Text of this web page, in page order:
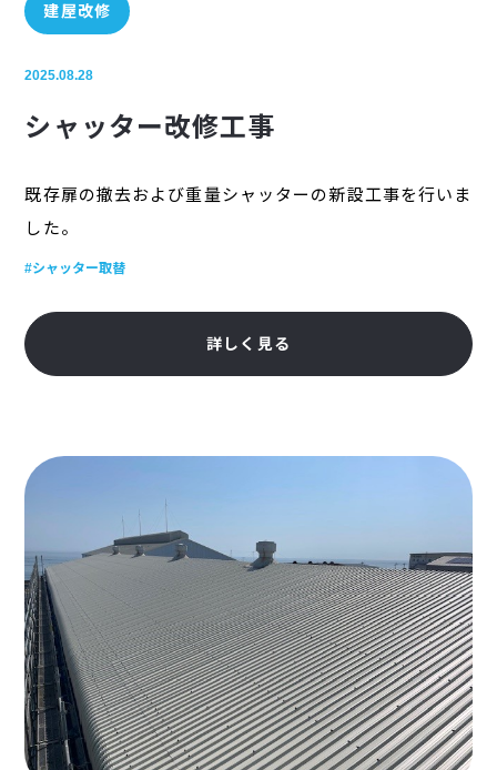
建屋改修
2025.08.28
シャッター改修工事
既存扉の撤去および重量シャッターの新設工事を行いま
した。
#シャッター取替
詳しく見る